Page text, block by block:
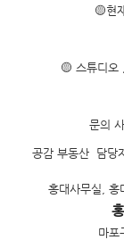
🟡현
🟡 스튜디오
문의
공감 부동산 담
홍대사무실, 홍
마포